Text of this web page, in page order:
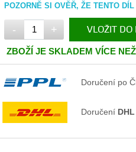
POZORNĚ SI OVĚŘ, ŽE TENTO
- + VLOŽIT DO
V
ZBOŽÍ JE SKLADEM VÍCE
Doručení po
Doručení